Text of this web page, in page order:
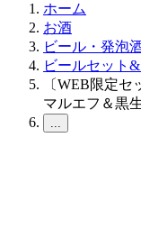
ホーム
お酒
ビール・発泡
ビールセット
〔WEB限定
マルエフ＆黒
...